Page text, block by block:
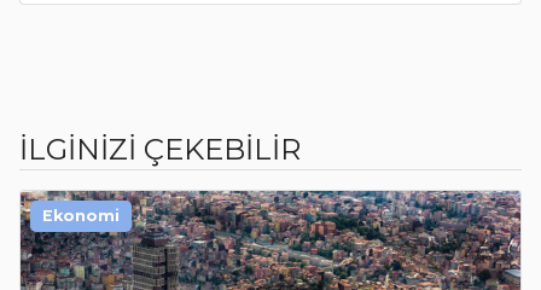
İLGİNİZİ ÇEKEBİLİR
Ekonomi